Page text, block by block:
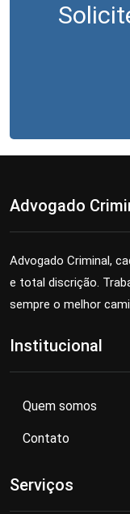
Advogado
Advogado Criminal,
e total discrição.
sempre o melhor
Institucional
Quem somos
Contato
Serviços